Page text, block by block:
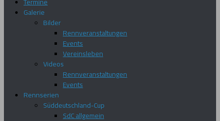
Galerie
Bilder
Rennveranstaltungen
Events
Vereinsleben
Videos
Rennveranstaltungen
Events
Rennserien
Süddeutschland-Cup
SdC allgemein